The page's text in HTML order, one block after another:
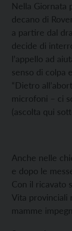
Nella Giornata
decano di
a partire dal
decide di
l’appello ad
senso di colpa
“Dietro
microfoni – ci
(ascolta qui
Anche nelle
e dopo le
Con il ricavato
Vita provinciali
mamme